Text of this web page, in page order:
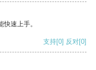
速上手。
支持[0] 反对[0]